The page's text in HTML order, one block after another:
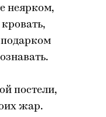
неярком,
постели,
жар.